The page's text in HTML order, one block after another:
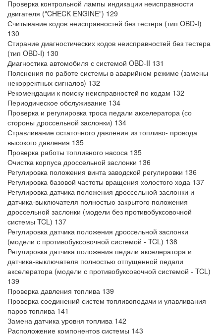
Проверка контрольной лампы индикации неисправности
двигателя ("CHECK ENGINE") 129
Считывание кодов неисправностей без тестера (тип OBD-I)
130
Стирание диагностических кодов неисправностей без тестера
(тип OBD-I) 130
Диагностика автомобиля с системой OBD-II 131
Пояснения по работе системы в аварийном режиме (замены
некорректных сигналов) 132
Рекомендации к поиску неисправностей по кодам 132
Периодическое обслуживание 134
Проверка и регулировка троса педали акселератора (со
стороны дроссельной заслонки) 134
Стравливание остаточного давления из топливо- провода
высокого давления 135
Проверка работы топливного насоса 135
Очистка корпуса дроссельной заслонки 136
Регулировка положения винта заводской регулировки 136
Регулировка базовой частоты вращения холостого хода 137
Регулировка датчика положения дроссельной заслонки и
датчика-выключателя полностью закрытого положения
дроссельной заслонки (модели без противобуксовочной
системы TCL) 137
Регулировка датчика положения дроссельной заслонки
(модели с противобуксовочной системой - TCL) 138
Регулировка датчика положения педали акселератора и
датчика-выключателя полностью отпущенной педали
акселератора (модели с противобуксовочной системой - TCL)
139
Проверка давления топлива 139
Проверка соединений систем топливоподачи и улавливания
паров топлива 141
Замена датчика уровня топлива 142
Расположение компонентов системы 143